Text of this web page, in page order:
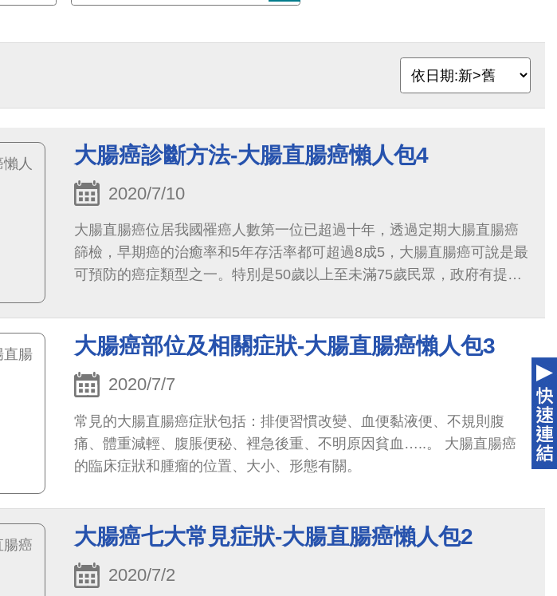
大腸癌診斷方法-大腸直腸癌懶人包4
2020/7/10
大腸直腸癌位居我國罹癌人數第一位已超過十年，透過定期大腸直腸癌
篩檢，早期癌的治癒率和5年存活率都可超過8成5，大腸直腸癌可說是最
可預防的癌症類型之一。特別是50歲以上至未滿75歲民眾，政府有提供
大腸癌部位及相關症狀-大腸直腸癌懶人包3
2020/7/7
常見的大腸直腸癌症狀包括：排便習慣改變、血便黏液便、不規則腹
痛、體重減輕、腹脹便秘、裡急後重、不明原因貧血…..。 大腸直腸癌
的臨床症狀和腫瘤的位置、大小、形態有關。
大腸癌七大常見症狀-大腸直腸癌懶人包2
2020/7/2